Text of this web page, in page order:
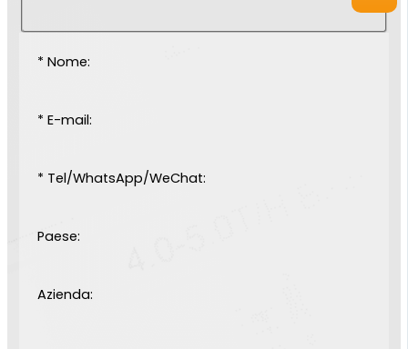
* Nome:
* E-mail:
* Tel/WhatsApp/WeChat:
Paese:
Azienda: